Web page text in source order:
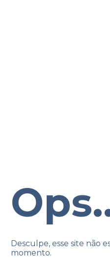
Desculpe, esse site não
momento.